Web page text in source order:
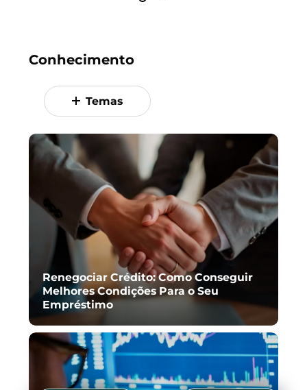
Conhecimento
Temas
Renegociar Crédito: Como Conseguir
Melhores Condições Para o Seu
Empréstimo